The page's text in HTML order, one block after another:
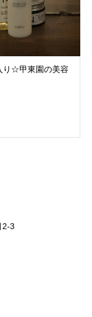
り☆甲東園の美容
2-3